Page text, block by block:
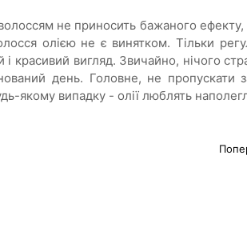
не приносить бажаного
олією не є винятком. Тільки
красивий вигляд. Звичайно, нічого
день. Головне, не пропускати
якому випадку - олії люблять